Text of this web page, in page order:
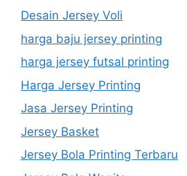
Desain Jersey Voli
harga baju jersey printing
harga jersey futsal printing
Harga Jersey Printing
Jasa Jersey Printing
Jersey Basket
Jersey Bola Printing Terbaru